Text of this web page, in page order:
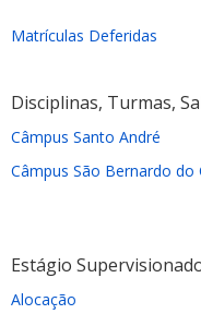
Matrículas Deferidas
Disciplinas, Turmas,
Câmpus Santo André
Câmpus São Bernardo do
Estágio
Alocação